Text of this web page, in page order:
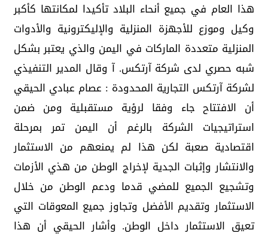
هذا العام في جميع أنحاء البلاد تأكيدا لمكانتها كأكبر
وكيل وموزع للأجهزة المنزلية والإليكترونية والأدوات
المنزلية متعددة الماركات في اليمن والذي يعتبر بشكل
شبه حصري لدى شركة آرتكس. آ وقال المدير التنفيذي
لشركة آرتكس التجارية المحدودة : عصام عبادي الحيقي
أن الافتتاح جاء وفقا لرؤية مستقبلية ومن ضمن
استراتيجيات الشركة بالرغم أن اليمن تمر بمرحلة
اقتصادية صعبة لكن هذا لم يمنعهم من الاستثمار
والانتشار وإثبات الجدية لإخراج الوطن من هذي الأزمات
وتشجيع الجميع للمضي قدما ودعم الوطن من خلال
الاستثمار وتقديم الأفضل وتجاوز جميع المعوقات التي
تعيق الاستثمار داخل الوطن. وأشار الحيقي أن هذا